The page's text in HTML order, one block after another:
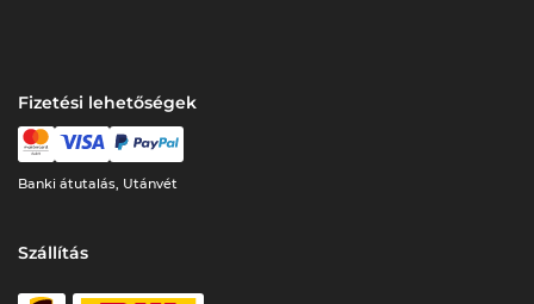
Fizetési lehetőségek
Banki átutalás, Utánvét
Szállítás